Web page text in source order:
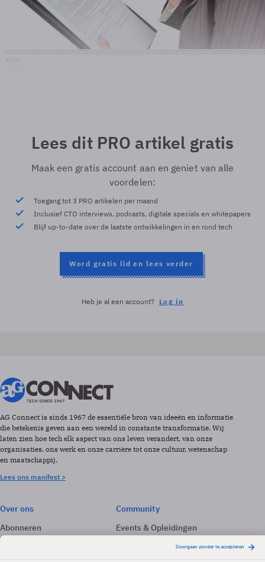
Lees dit PRO artikel gratis
Maak een gratis account aan en geniet van alle
voordelen:
Toegang tot 3 PRO artikelen per maand
Inclusief CTO interviews, podcasts, digitale specials en whitepapers
Blijf up-to-date over de laatste ontwikkelingen in en rond tech
Word gratis lid en lees verder
Heb je al een account? Log in
AG Connect is sinds 1967 de essentiële bron van ideeën en informatie
die betekenis geven aan een wereld in constante transformatie. Wij
laten zien hoe tech elk aspect van ons leven verandert, van onze
organisaties, ons werk en onze carrière tot onze cultuur, wetenschap
en maatschappij.
Lees ons manifest >
Over ons
Abonneren
Adverteren
Community
Events & Opleidingen